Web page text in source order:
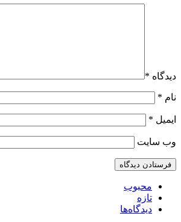
دیدگاه *
نام *
ایمیل *
وب‌ سایت
محبوب
تازه
دیدگاه‌ها